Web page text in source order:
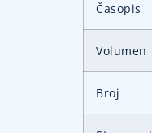
Časopis
Volumen
Broj